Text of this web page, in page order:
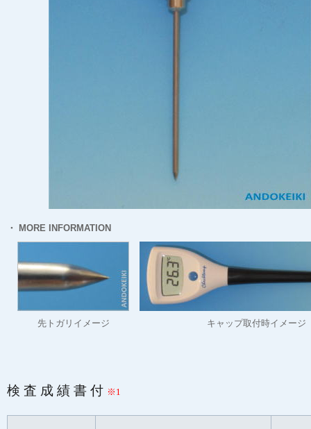
・ MORE INFORMATION
先トガリイメージ キャップ取付時イメージ
検査成績書付 ※1